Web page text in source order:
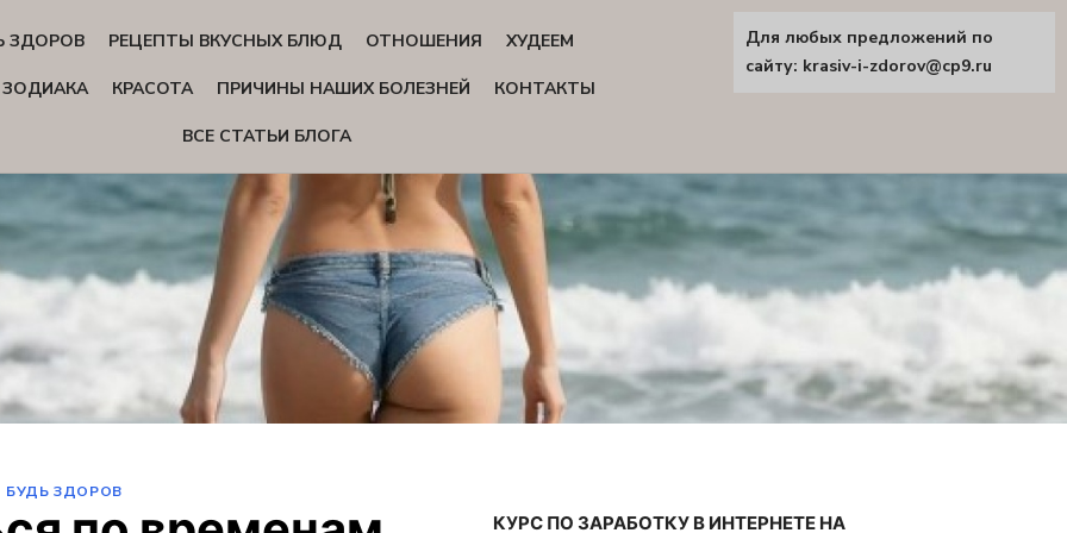
ЗДОРОВ РЕЦЕПТЫ ВКУСНЫХ БЛЮД ОТНОШЕНИЯ ХУДЕЕМ
КРАСОТА ПРИЧИНЫ НАШИХ БОЛЕЗНЕЙ КОНТАКТЫ
ВСЕ СТАТЬИ БЛОГА
БУДЬ ЗДОРОВ
КУРС ПО ЗАРАБОТКУ В ИНТЕРНЕТЕ НА
Для любых предложений по
сайту: krasiv-i-zdorov@cp9.ru